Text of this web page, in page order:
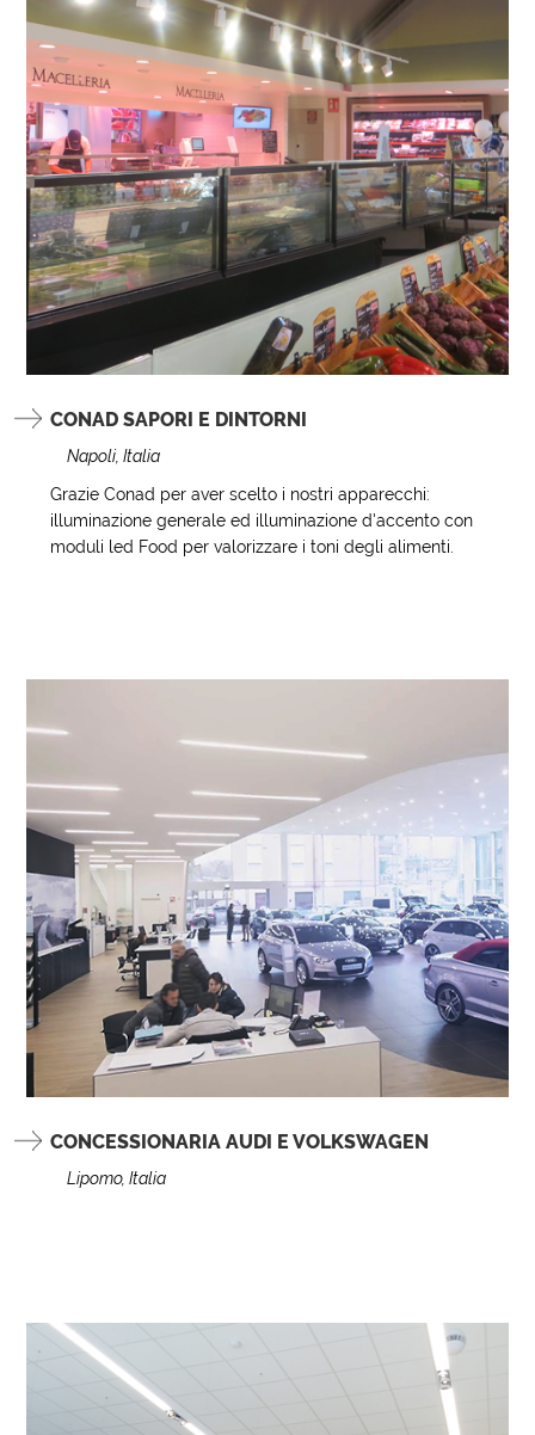
CONAD SAPORI E DINTORNI
Napoli, Italia
Grazie Conad‬ per aver scelto i nostri apparecchi:
illuminazione generale ed illuminazione d'accento con
moduli led Food per valorizzare i toni degli alimenti.
CONCESSIONARIA AUDI E VOLKSWAGEN
Lipomo, Italia